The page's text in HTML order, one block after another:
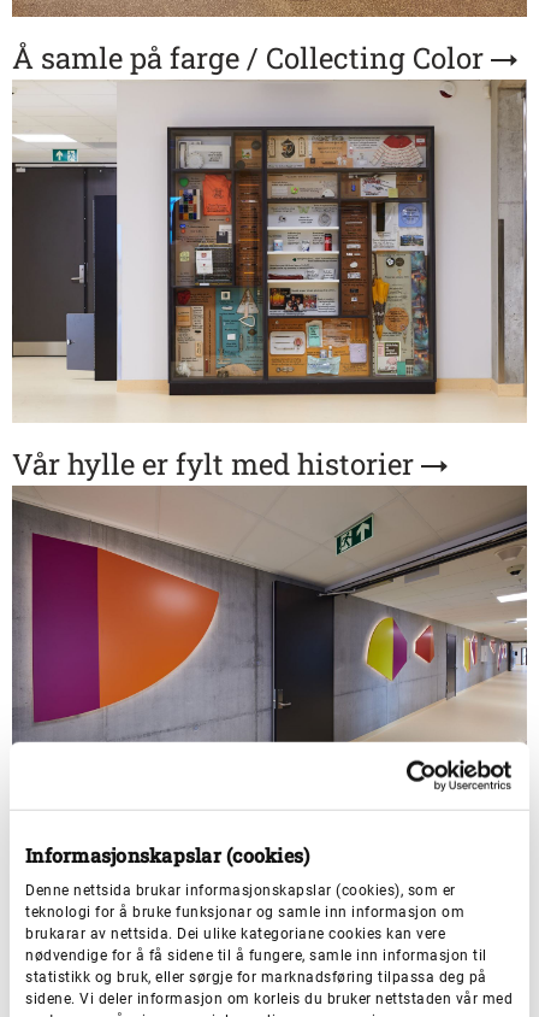
Informasjonskapslar (cookies)
Denne nettsida brukar informasjonskapslar (cookies), som er
teknologi for å bruke funksjonar og samle inn informasjon om
brukarar av nettsida. Dei ulike kategoriane cookies kan vere
nødvendige for å få sidene til å fungere, samle inn informasjon til
statistikk og bruk, eller sørgje for marknadsføring tilpassa deg på
sidene. Vi deler informasjon om korleis du bruker nettstaden vår med
Å samle på farge / Collecting Color
Vår hylle er fylt med historier
Åtte undervegs